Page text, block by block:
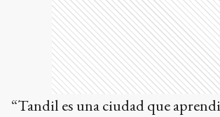
“Tandil es una ciudad que